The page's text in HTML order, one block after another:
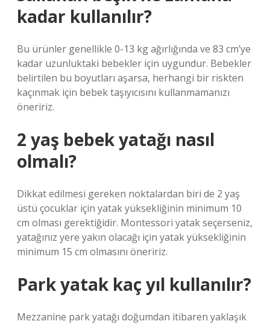
kadar kullanılır?
Bu ürünler genellikle 0-13 kg ağırlığında ve 83 cm’ye
kadar uzunluktaki bebekler için uygundur. Bebekler
belirtilen bu boyutları aşarsa, herhangi bir riskten
kaçınmak için bebek taşıyıcısını kullanmamanızı
öneririz.
2 yaş bebek yatağı nasıl
olmalı?
Dikkat edilmesi gereken noktalardan biri de 2 yaş
üstü çocuklar için yatak yüksekliğinin minimum 10
cm olması gerektiğidir. Montessori yatak seçerseniz,
yatağınız yere yakın olacağı için yatak yüksekliğinin
minimum 15 cm olmasını öneririz.
Park yatak kaç yıl kullanılır?
Mezzanine park yatağı doğumdan itibaren yaklaşık